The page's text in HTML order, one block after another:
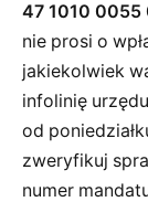
47 1010
nie prosi o
jakiekolwiek
infolinię
od
zweryfikuj
numer